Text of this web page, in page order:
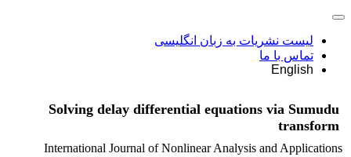
لیست نشریات به زبان انگلیسی
تماس با ما
English
Solving delay differential equations via Sumudu
transform
International Journal of Nonlinear Analysis and Applications